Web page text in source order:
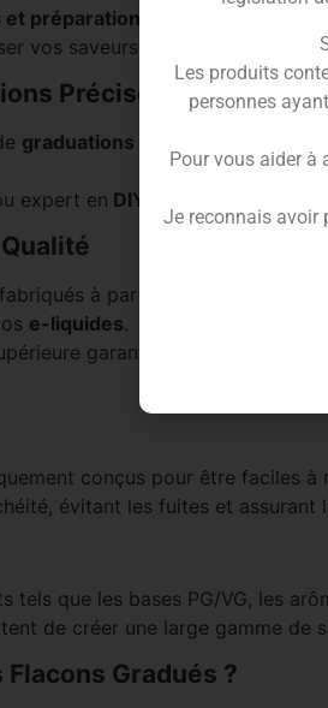
préparations DIY
vos saveurs préférées.
Précises
graduations clairement
expert en DIY , vous pouvez
à partir de plastique
e-liquides.
garantissent que vos
conçus pour être faciles
évitant les fuites et
tels que les bases PG/VG, les
de créer une large gamme de
Gradués ?
Les produits
personnes
Pour vous aider à
Je reconnais avoir